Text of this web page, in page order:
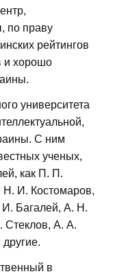
по праву
рейтингов
и хорошо
университета
С ним
ученых,
как П. П.
Н. И. Костомаров,
Багалей, А. Н.
Стеклов, А. А.
в